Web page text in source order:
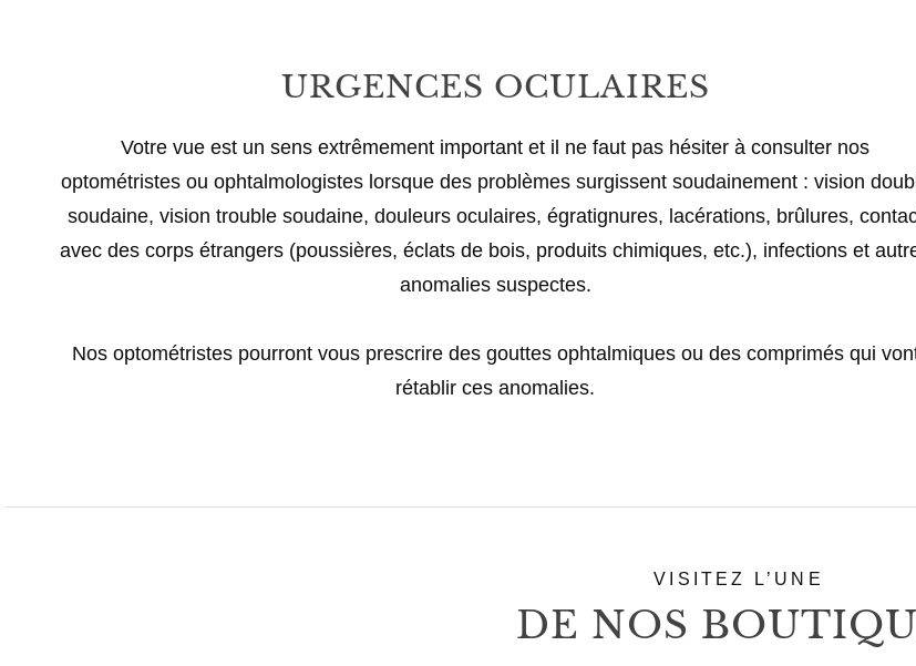
URGENCES OCULAIRES
Votre vue est un sens extrêmement important et il ne faut pas hésiter à consulter nos
optométristes ou ophtalmologistes lorsque des problèmes surgissent soudainement : vision
soudaine, vision trouble soudaine, douleurs oculaires, égratignures, lacérations, brûlures,
avec des corps étrangers (poussières, éclats de bois, produits chimiques, etc.), infections et
anomalies suspectes.
Nos optométristes pourront vous prescrire des gouttes ophtalmiques ou des comprimés qui
rétablir ces anomalies.
VISITEZ L’UNE
DE NOS